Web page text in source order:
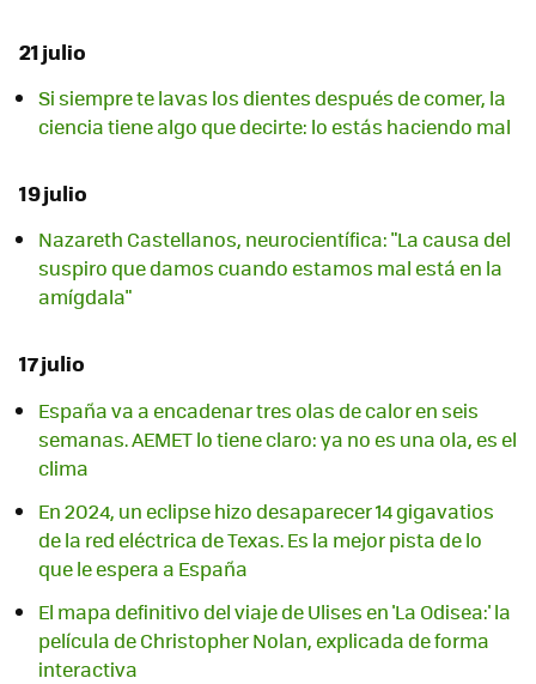
21 julio
Si siempre te lavas los dientes después de comer, la
ciencia tiene algo que decirte: lo estás haciendo mal
19 julio
Nazareth Castellanos, neurocientífica: "La causa del
suspiro que damos cuando estamos mal está en la
amígdala"
17 julio
España va a encadenar tres olas de calor en seis
semanas. AEMET lo tiene claro: ya no es una ola, es el
clima
En 2024, un eclipse hizo desaparecer 14 gigavatios
de la red eléctrica de Texas. Es la mejor pista de lo
que le espera a España
El mapa definitivo del viaje de Ulises en 'La Odisea:' la
película de Christopher Nolan, explicada de forma
interactiva